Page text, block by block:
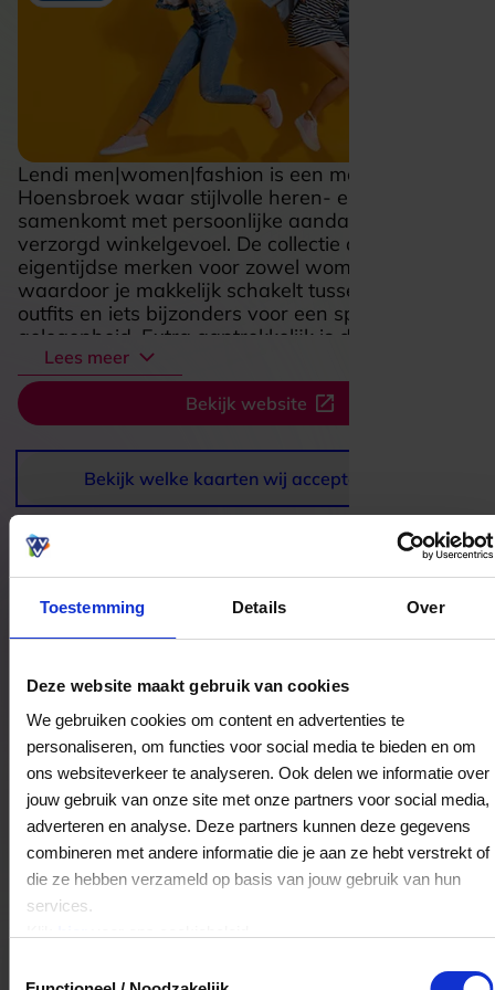
Toestemming Details Over
Deze website maakt gebruik van cookies
We gebruiken cookies om content en advertenties te
personaliseren, om functies voor social media te bieden en om
ons websiteverkeer te analyseren. Ook delen we informatie over
jouw gebruik van onze site met onze partners voor social media,
adverteren en analyse. Deze partners kunnen deze gegevens
combineren met andere informatie die je aan ze hebt verstrekt of
die ze hebben verzameld op basis van jouw gebruik van hun
services.
Lendi men|women|fashion is een modewinkel in
Hoensbroek waar stijlvolle heren- en damesmode
samenkomt met persoonlijke aandacht en een
verzorgd winkelgevoel. De collectie draait om
eigentijdse merken voor zowel women als men,
waardoor je makkelijk schakelt tussen alledaagse
outfits en iets bijzonders voor een speciale
gelegenheid. Extra aantrekkelijk is de focus op
maatwerk: voor trouwpakken en kostuums krijg je
hier een aanpak die helemaal draait om pasvorm,
stijl en uitstraling. Met een eigen atelier, een ruime
collectie en een prettige, servicegerichte sfeer voelt
een bezoek aan Lendi echt als een moment om
rustig inspiratie op te doen en met iets moois naar
buiten te stappen.
Lees meer
Bekijk website
Bekijk welke kaarten wij accepteren
Bestedingslocaties
Lendi men|women|fashion
Kouvenderstraat 15
6431HA Hoensbroek
Veelgestelde Vragen